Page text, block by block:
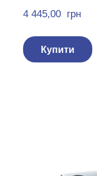
4 445,00  грн
Купити